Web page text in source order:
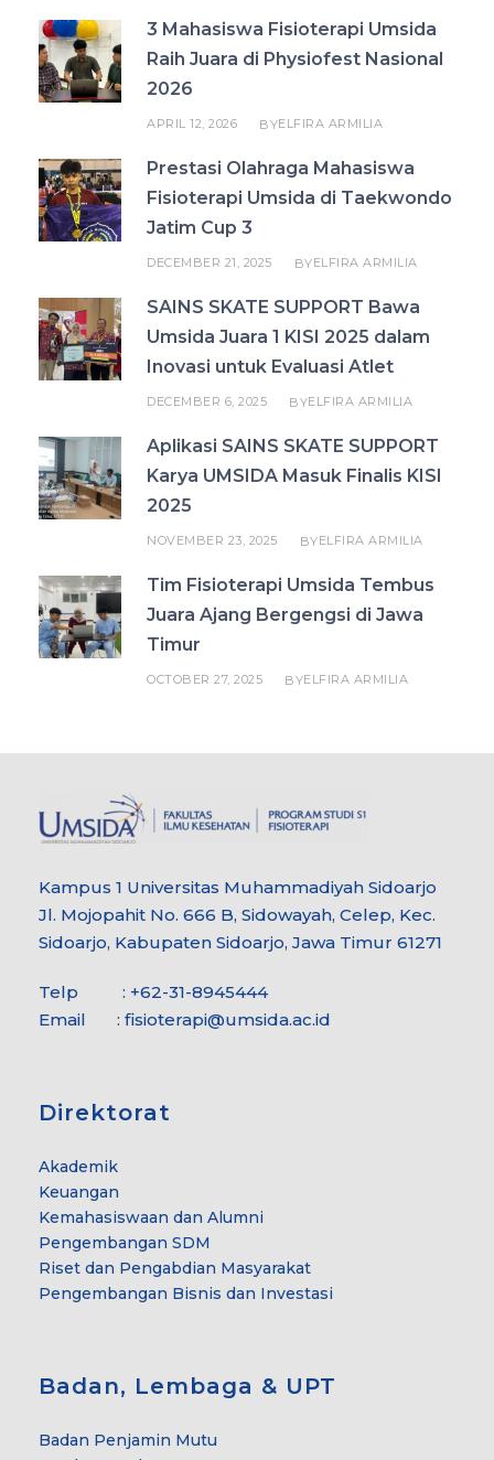
3 Mahasiswa Fisioterapi Umsida
Raih Juara di Physiofest Nasional
2026
APRIL 12, 2026 BYELFIRA ARMILIA
Prestasi Olahraga Mahasiswa
Fisioterapi Umsida di Taekwondo
Jatim Cup 3
DECEMBER 21, 2025 BYELFIRA ARMILIA
SAINS SKATE SUPPORT Bawa
Umsida Juara 1 KISI 2025 dalam
Inovasi untuk Evaluasi Atlet
DECEMBER 6, 2025 BYELFIRA ARMILIA
Aplikasi SAINS SKATE SUPPORT
Karya UMSIDA Masuk Finalis KISI
2025
NOVEMBER 23, 2025 BYELFIRA ARMILIA
Tim Fisioterapi Umsida Tembus
Juara Ajang Bergengsi di Jawa
Timur
OCTOBER 27, 2025 BYELFIRA ARMILIA
Kampus 1 Universitas Muhammadiyah Sidoarjo
Jl. Mojopahit No. 666 B, Sidowayah, Celep, Kec.
Sidoarjo, Kabupaten Sidoarjo, Jawa Timur 61271
Telp : +62-31-8945444
Email : fisioterapi@umsida.ac.id
Direktorat
Akademik
Keuangan
Kemahasiswaan dan Alumni
Pengembangan SDM
Riset dan Pengabdian Masyarakat
Pengembangan Bisnis dan Investasi
Badan, Lembaga & UPT
Badan Penjamin Mutu